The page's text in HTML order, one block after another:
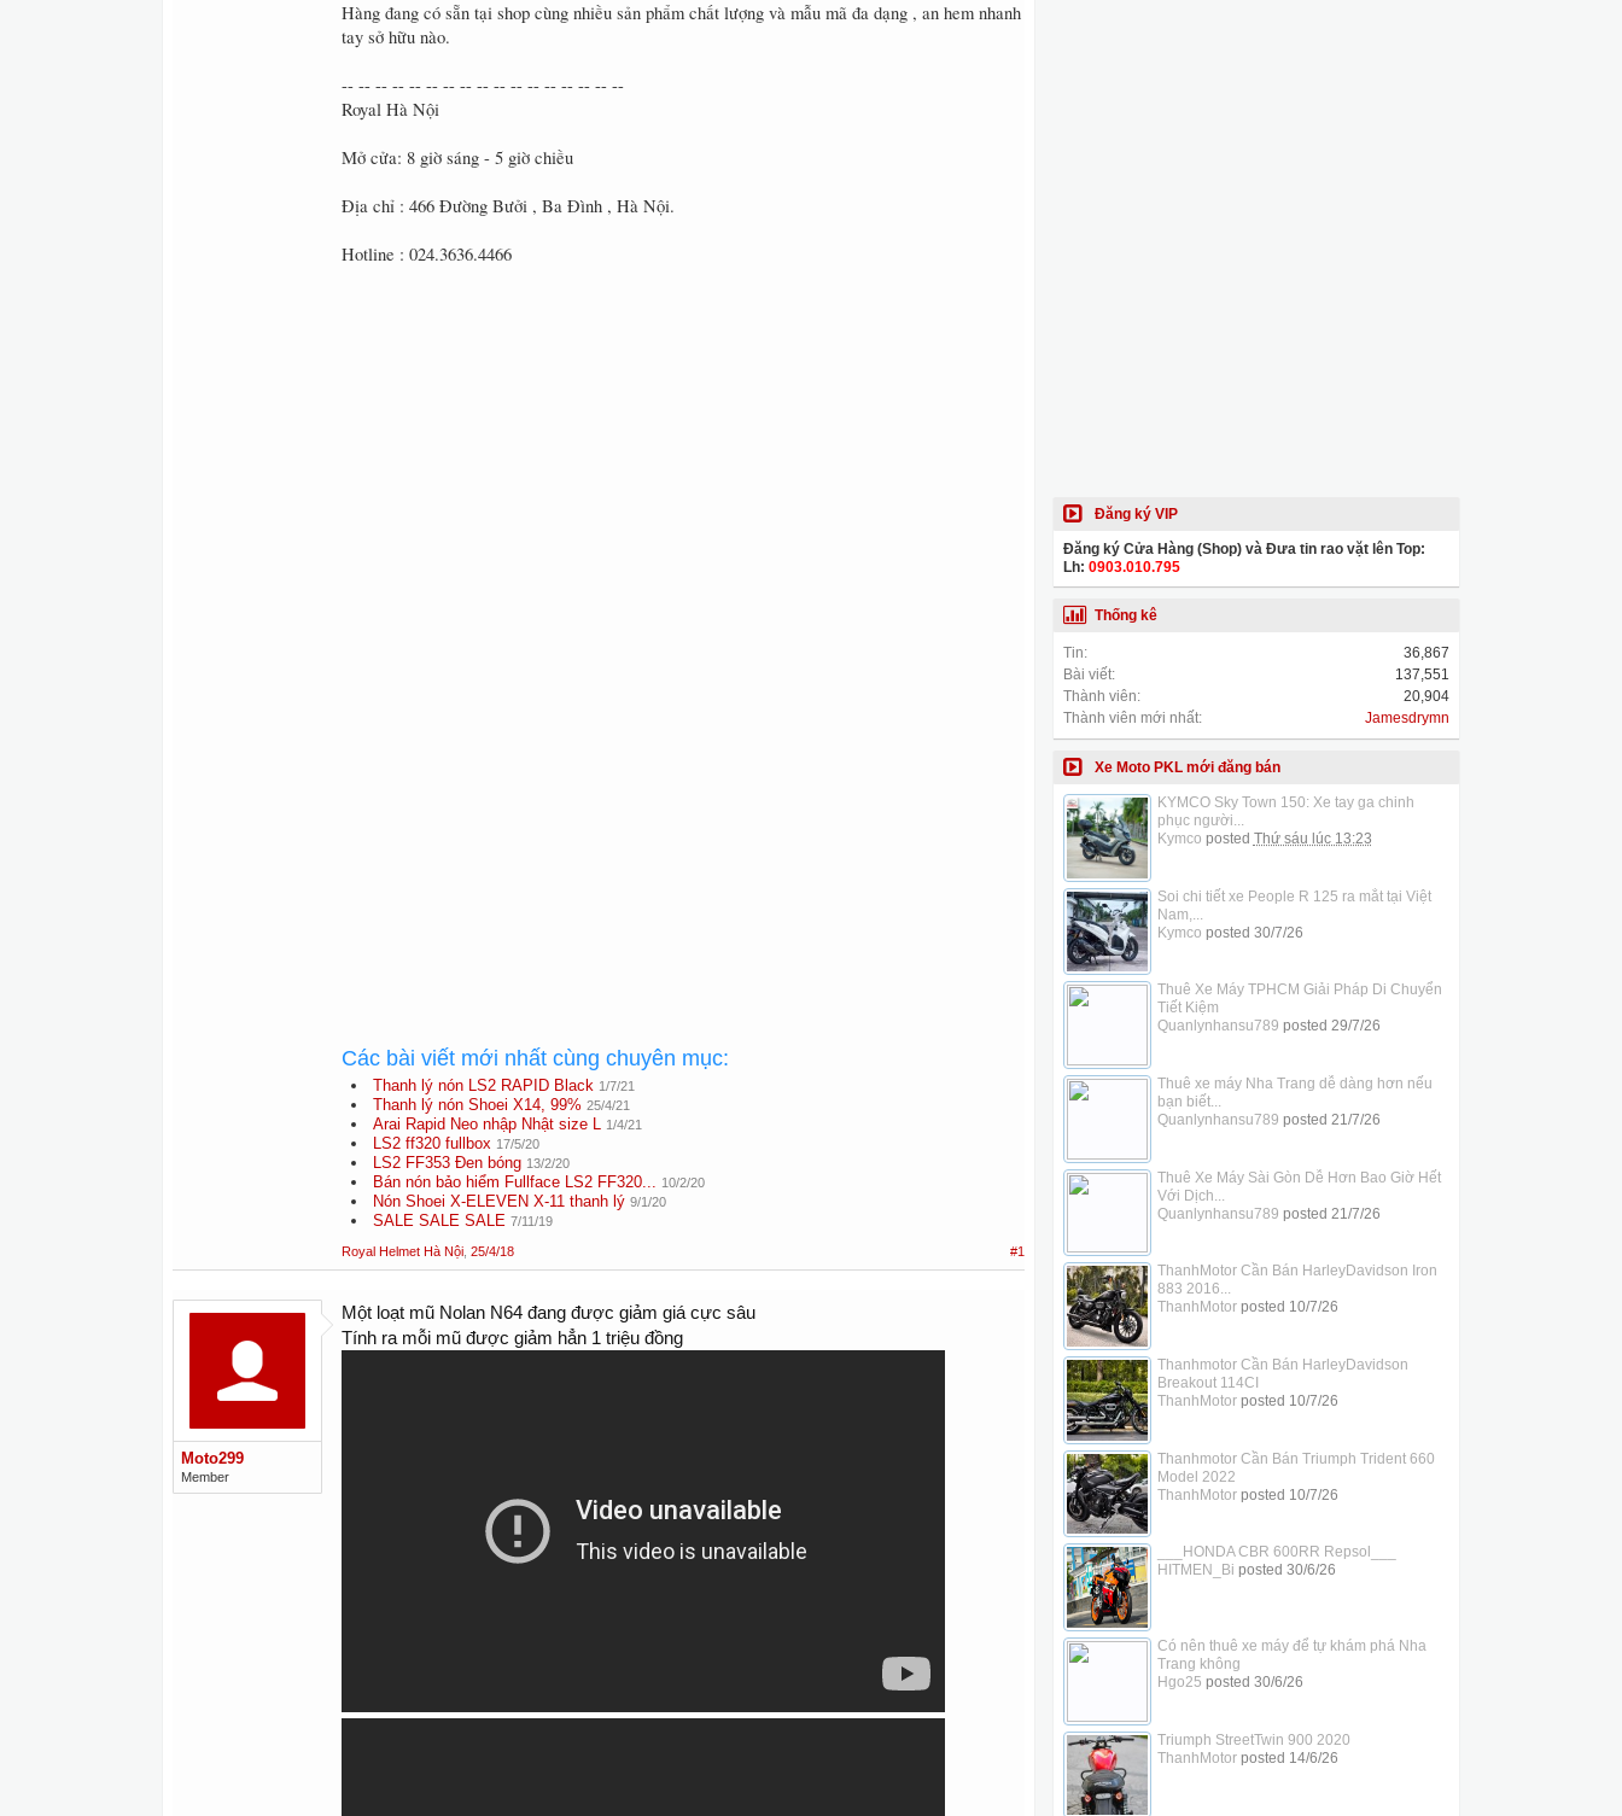
Hàng đang có sẵn tại shop cùng nhiều sản phẩm chất lượng và mẫu mã đa dạng , an hem nhanh
tay sở hữu nào.
-- -- -- -- -- -- -- -- -- -- -- -- -- -- -- -- --
Royal Hà Nội
Mở cửa: 8 giờ sáng - 5 giờ chiều
Địa chỉ : 466 Đường Bưởi , Ba Đình , Hà Nội.
Hotline : 024.3636.4466
Các bài viết mới nhất cùng chuyên mục:
Thanh lý nón LS2 RAPID Black 1/7/21
Thanh lý nón Shoei X14, 99% 25/4/21
Arai Rapid Neo nhập Nhật size L 1/4/21
LS2 ff320 fullbox 17/5/20
LS2 FF353 Đen bóng 13/2/20
Bán nón bảo hiểm Fullface LS2 FF320... 10/2/20
Nón Shoei X-ELEVEN X-11 thanh lý 9/1/20
SALE SALE SALE 7/11/19
Royal Helmet Hà Nội 25/4/18 #1
Moto299
Member
Một loạt mũ Nolan N64 đang được giảm giá cực sâu
Tính ra mỗi mũ được giảm hẳn 1 triệu đồng
Đăng ký VIP
Đăng ký Cửa Hàng (Shop) và Đưa tin rao vặt lên Top:
Lh: 0903.010.795
Thống kê
Tin:
36,867
Bài viết:
137,551
Thành viên:
20,904
Thành viên mới nhất:
Jamesdrymn
Xe Moto PKL mới đăng bán
KYMCO Sky Town 150: Xe tay ga chinh
phục người...
Kymco posted Thứ sáu lúc 13:23
Soi chi tiết xe People R 125 ra mắt tại Việt
Nam,...
Kymco posted 30/7/26
Thuê Xe Máy TPHCM Giải Pháp Di Chuyển
Tiết Kiệm
Quanlynhansu789 posted 29/7/26
Thuê xe máy Nha Trang dễ dàng hơn nếu
bạn biết...
Quanlynhansu789 posted 21/7/26
Thuê Xe Máy Sài Gòn Dễ Hơn Bao Giờ Hết
Với Dịch...
Quanlynhansu789 posted 21/7/26
ThanhMotor Cần Bán HarleyDavidson Iron
883 2016...
ThanhMotorposted 10/7/26
Thanhmotor Cần Bán HarleyDavidson
Breakout 114CI
ThanhMotorposted 10/7/26
Thanhmotor Cần Bán Triumph Trident 660
Model 2022
ThanhMotorposted 10/7/26
___HONDA CBR 600RR Repsol___
HITMEN_Bi posted 30/6/26
Có nên thuê xe máy để tự khám phá Nha
Trang không
Hgo25 posted 30/6/26
Triumph StreetTwin 900 2020
ThanhMotorposted 14/6/26